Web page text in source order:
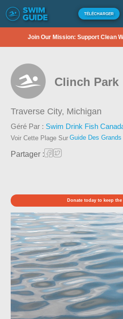
TÉLÉCHARGER
Join Our Mission: Support Clean
Clinch Park
Traverse City, Michigan
Géré Par : Swim Drink Fish
Voir Cette Plage Sur Guide Des Grands
Partager :
Donate today to keep